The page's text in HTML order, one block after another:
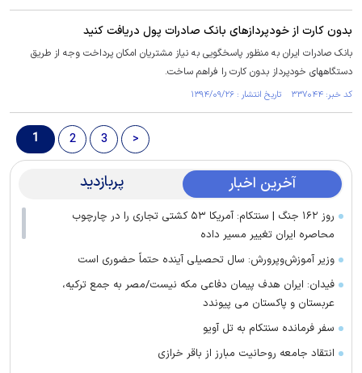
بدون كارت از خودپردازهای بانک صادرات پول دريافت كنيد
​بانک صادرات ایران به منظور پاسخگویی به نیاز مشتریان امکان پرداخت وجه از طریق
دستگاههای خودپرداز بدون کارت را فراهم ساخت.
کد خبر: ۳۳۷۰۴۴ تاریخ انتشار : ۱۳۹۴/۰۹/۲۶
1 2 3 >
آخرین اخبار پربازدید
روز ۱۶۲ جنگ | سنتکام: آمریکا ۵۳ کشتی تجاری را در چارچوب
محاصره ایران تغییر مسیر داده
وزیر آموزش‌وپرورش: سال تحصیلی آینده حتماً حضوری است
فیدان: ایران هدف پیمان دفاعی مکه نیست/مصر به جمع ترکیه،
عربستان و پاکستان می پیوندد
سفر فرمانده سنتکام به تل آویو
انتقاد جامعه روحانیت مبارز از باقر خرازی